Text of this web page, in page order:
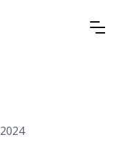
2024